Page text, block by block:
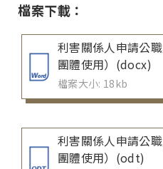
檔案下載：
利害關係人申請公
團體使用）(docx)
檔案大小: 18kb
利害關係人申請公
團體使用）(odt)